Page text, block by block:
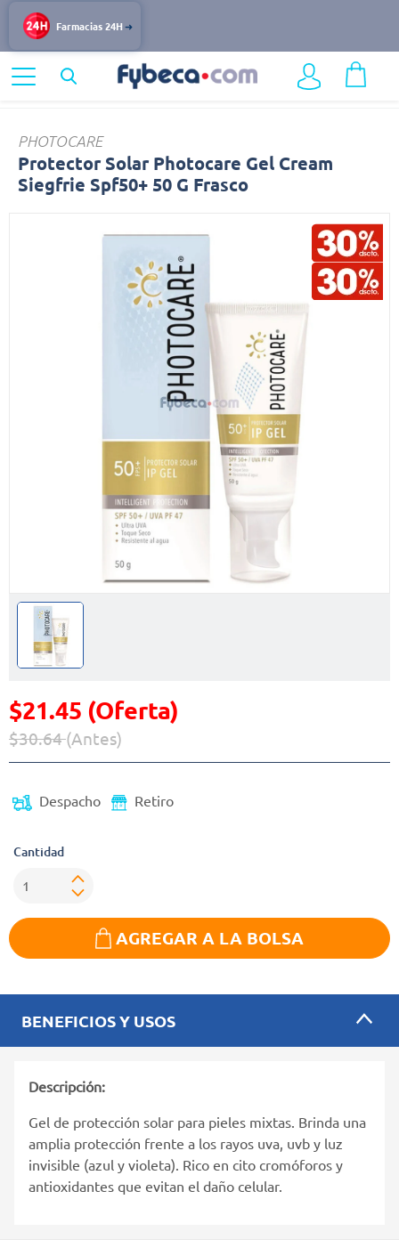
Farmacias 24H
Dermocosmética Protector
PHOTOCARE
Protector Solar Photocare Gel Cream
Siegfrie Spf50+ 50 G Frasco
$21.45 (Oferta)
Precio reducido de
$30.64(Antes)
Despacho Retiro
Cantidad
AGREGAR A LA BOLSA
BENEFICIOS Y USOS
Descripción:
Gel de protección solar para pieles mixtas. Brinda una
amplia protección frente a los rayos uva, uvb y luz
invisible (azul y violeta). Rico en cito cromóforos y
antioxidantes que evitan el daño celular.